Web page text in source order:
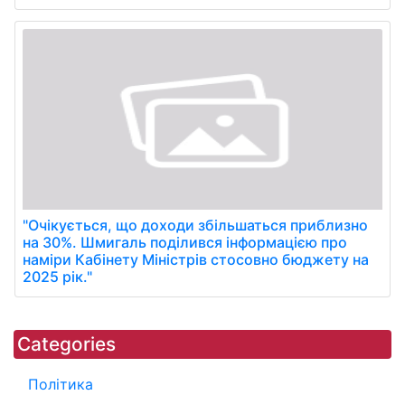
"Очікується, що доходи збільшаться приблизно
на 30%. Шмигаль поділився інформацією про
наміри Кабінету Міністрів стосовно бюджету на
2025 рік."
Categories
Політика